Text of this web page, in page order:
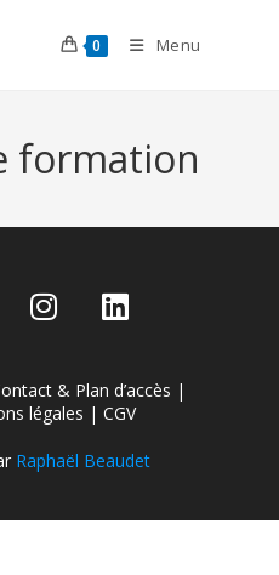
0 Menu
formation
& Plan d’accès |
légales | CGV
Raphaël Beaudet